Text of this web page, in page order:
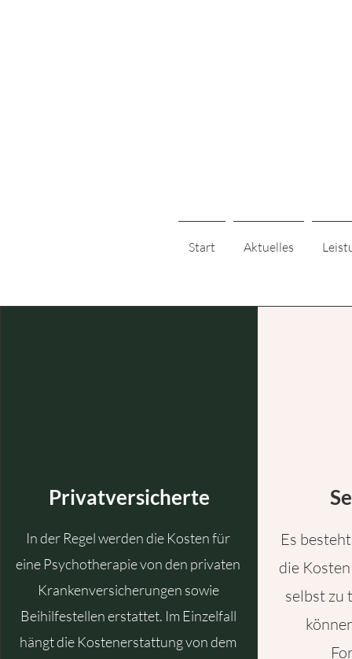
Start Aktuelles
Privatversicherte
In der Regel werden die Kosten für
eine Psychotherapie von den privaten
Krankenversicherungen sowie
Beihilfestellen erstattet. Im Einzelfall
hängt die Kostenerstattung von dem
Es
die
selbst zu